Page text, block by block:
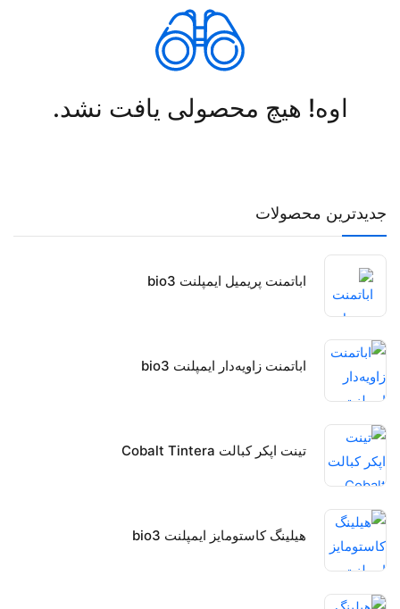
جدیدترین محصولات
اباتمنت پریمیل ایمپلنت bio3
اباتمنت زاویه‌دار ایمپلنت bio3
تینت اپکر کبالت Cobalt Tintera
هیلینگ کاستومایز ایمپلنت bio3
اوه! هیچ محصولی یافت نشد.